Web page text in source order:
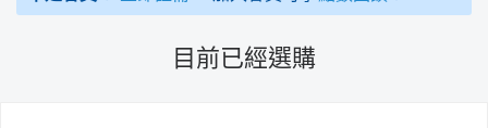
目前已經選購